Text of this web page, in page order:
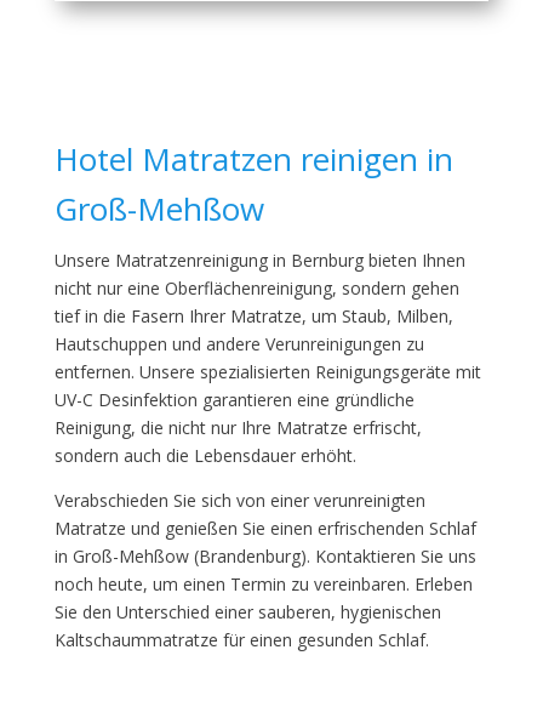
Hotel Matratzen reinigen in
Groß-Mehßow
Unsere Matratzenreinigung in Bernburg bieten Ihnen
nicht nur eine Oberflächenreinigung, sondern gehen
tief in die Fasern Ihrer Matratze, um Staub, Milben,
Hautschuppen und andere Verunreinigungen zu
entfernen. Unsere spezialisierten Reinigungsgeräte mit
UV-C Desinfektion garantieren eine gründliche
Reinigung, die nicht nur Ihre Matratze erfrischt,
sondern auch die Lebensdauer erhöht.
Verabschieden Sie sich von einer verunreinigten
Matratze und genießen Sie einen erfrischenden Schlaf
in Groß-Mehßow (Brandenburg). Kontaktieren Sie uns
noch heute, um einen Termin zu vereinbaren. Erleben
Sie den Unterschied einer sauberen, hygienischen
Kaltschaummatratze für einen gesunden Schlaf.